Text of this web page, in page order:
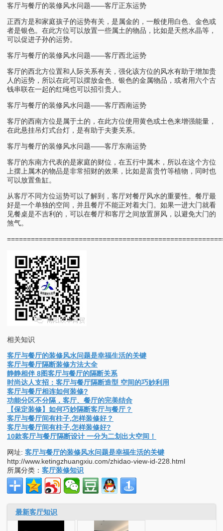
客厅与餐厅的装修风水问题——客厅正东运势
正西方是和家庭孩子的运势有关，是属金的，一般使用白色、金色或
者是银色。在此方位可以放置一些属土的物品，比如是天然水晶等，
可以促进子孙的运势。
客厅与餐厅的装修风水问题——客厅西北运势
客厅的西北方位置和人际关系有关，强化该方位的风水有助于增加贵
人的运势，所以在此可以摆放金色、银色的金属物品，或者用六个古
钱串联在一起的红绳也可以招引贵人。
客厅与餐厅的装修风水问题——客厅西南运势
客厅的西南方位是属于土的，在此方位使用黄色或土色来增强能量，
在此悬挂吊灯式台灯，是有助于夫妻关系。
客厅与餐厅的装修风水问题——客厅东南运势
客厅的东南方代表的是家庭的财位，在五行中属木，所以在这个方位
上摆上属木的物品是非常招财的效果，比如是富贵竹等植物，同时也
可以放置鱼缸。
从客厅不同方位运势可以了解到，客厅对餐厅风水的重要性。餐厅最
好是一个单独的空间，并且餐厅不能正对着大门。如果一进大门就看
见餐桌是不吉利的，可以在餐厅和客厅之间放置屏风，以避免大门的
煞气。
相关知识
客厅与餐厅的装修风水问题是幸福生活的关键
客厅与餐厅隔断装修方法大全
静静相伴 8图客厅与餐厅的隔断关系
时尚达人支招：客厅与餐厅隔断造型 空间的巧妙利用
客厅与餐厅相连如何装修?
功能分区不分隔，客厅、餐厅的完美结合
【保定装修】如何巧妙隔断客厅与餐厅？
客厅与餐厅间有柱子,怎样装修好？
客厅与餐厅间有柱子,怎样装修好?
10款客厅与餐厅隔断设计 一分为二划出大空间！
网址: 客厅与餐厅的装修风水问题是幸福生活的关键
http://www.ketingzhuangxiu.com/zhidao-view-id-228.html
所属分类： 客厅装修知识
最新客厅知识